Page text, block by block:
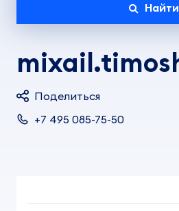
Найти
Поделиться
+7 495 085-75-50